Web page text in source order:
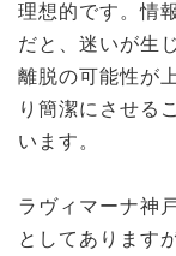
理想的です。情
だと、迷いが生
離脱の可能性が
り簡潔にさせる
います。
ラヴィマーナ神
としてあります